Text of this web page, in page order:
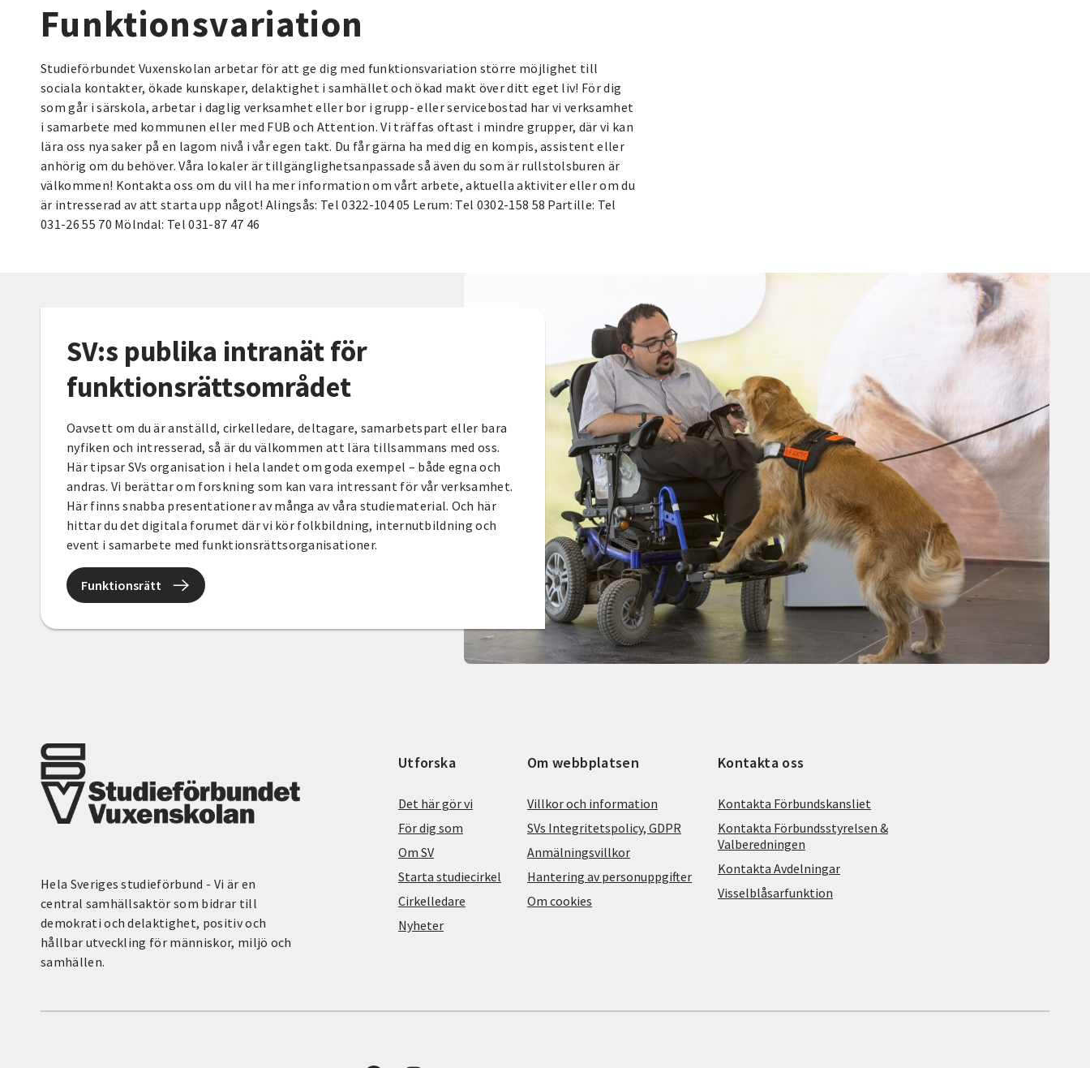
Funktionsvariation
Studieförbundet Vuxenskolan arbetar för att ge dig med funktionsvariation större möjlighet till
sociala kontakter, ökade kunskaper, delaktighet i samhället och ökad makt över ditt eget liv! För dig
som går i särskola, arbetar i daglig verksamhet eller bor i grupp- eller servicebostad har vi verksamhet
i samarbete med kommunen eller med FUB och Attention. Vi träffas oftast i mindre grupper, där vi kan
lära oss nya saker på en lagom nivå i vår egen takt. Du får gärna ha med dig en kompis, assistent eller
anhörig om du behöver. Våra lokaler är tillgänglighetsanpassade så även du som är rullstolsburen är
välkommen! Kontakta oss om du vill ha mer information om vårt arbete, aktuella aktiviter eller om du
är intresserad av att starta upp något! Alingsås: Tel 0322-104 05 Lerum: Tel 0302-158 58 Partille: Tel
031-26 55 70 Mölndal: Tel 031-87 47 46
SV:s publika intranät för
funktionsrättsområdet
Oavsett om du är anställd, cirkelledare, deltagare, samarbetspart eller bara
nyfiken och intresserad, så är du välkommen att lära tillsammans med oss.
Här tipsar SVs organisation i hela landet om goda exempel – både egna och
andras. Vi berättar om forskning som kan vara intressant för vår verksamhet.
Här finns snabba presentationer av många av våra studiematerial. Och här
hittar du det digitala forumet där vi kör folkbildning, internutbildning och
event i samarbete med funktionsrättsorganisationer.
Funktionsrätt
Hela Sveriges studieförbund - Vi är en
central samhällsaktör som bidrar till
demokrati och delaktighet, positiv och
hållbar utveckling för människor, miljö och
samhällen.
Utforska
Det här gör vi
För dig som
Om SV
Starta studiecirkel
Cirkelledare
Nyheter
Om webbplatsen
Villkor och information
SVs Integritetspolicy, GDPR
Anmälningsvillkor
Hantering av personuppgifter
Om cookies
Kontakta oss
Kontakta Förbundskansliet
Kontakta Förbundsstyrelsen &
Valberedningen
Kontakta Avdelningar
Visselblåsarfunktion